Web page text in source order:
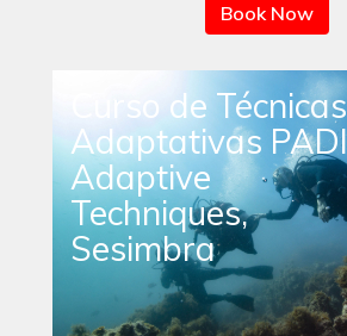
Book Now
Curso de Técnicas
Adaptativas PADI
Adaptive
Techniques,
Sesimbra